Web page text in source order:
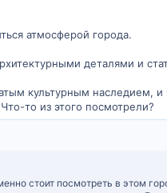
атмосферой города.
деталями и
культурным наследием, и
то из этого посмотрели?
стоит посмотреть в этом